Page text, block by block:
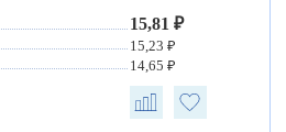
15,81 ₽
15,23 ₽
14,65 ₽